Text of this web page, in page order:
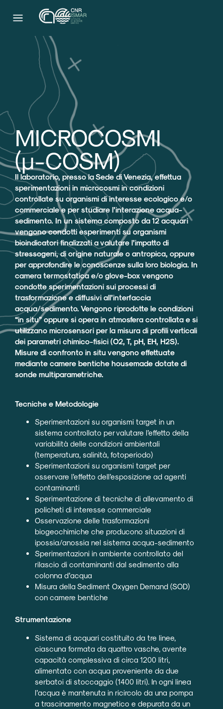
MICROCOSMI
(μ-COSM)​
Il laboratorio, presso la Sede di Venezia, effettua
sperimentazioni in microcosmi in condizioni
controllate su organismi di interesse ecologico e/o
commerciale e per studiare l’interazione acqua-
sedimento. In un sistema composto da 12 acquari
vengono condotti esperimenti su organismi
bioindicatori finalizzati a valutare l’impatto di
stressogeni, di origine naturale o antropica, oppure
per approfondire le conoscenze sulla loro biologia. In
camera termostatica e/o glove-box vengono
condotte sperimentazioni sui processi di
trasformazione e diffusivi all’interfaccia
acqua/sedimento. Vengono riprodotte le condizioni
“in situ” oppure si opera in atmosfera controllata e si
utilizzano microsensori per la misura di profili verticali
dei parametri chimico-fisici (O2, T, pH, EH, H2S).
Misure di confronto in situ vengono effettuate
mediante camere bentiche housemade dotate di
sonde multiparametriche.
Tecniche e Metodologie
Sperimentazioni su organismi target in un
sistema controllato per valutare l’effetto della
variabilità delle condizioni ambientali
(temperatura, salinità, fotoperiodo)
Sperimentazioni su organismi target per
osservare l’effetto dell’esposizione ad agenti
contaminanti
Sperimentazione di tecniche di allevamento di
policheti di interesse commerciale
Osservazione delle trasformazioni
biogeochimiche che producono situazioni di
ipossia/anossia nel sistema acqua-sedimento
Sperimentazioni in ambiente controllato del
rilascio di contaminanti dal sedimento alla
colonna d’acqua
Misura della Sediment Oxygen Demand (SOD)
con camere bentiche
Strumentazione
Sistema di acquari costituito da tre linee,
ciascuna formata da quattro vasche, avente
capacità complessiva di circa 1200 litri,
alimentato con acqua proveniente da due
serbatoi di stoccaggio (1400 litri). In ogni linea
l’acqua è mantenuta in ricircolo da una pompa
a trascinamento magnetico e depurata da un